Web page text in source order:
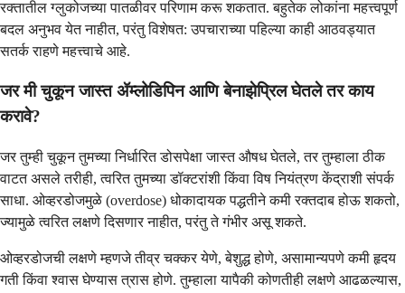
रक्तातील ग्लुकोजच्या पातळीवर परिणाम करू शकतात. बहुतेक लोकांना महत्त्वपूर्ण
बदल अनुभव येत नाहीत, परंतु विशेषत: उपचाराच्या पहिल्या काही आठवड्यात
सतर्क राहणे महत्त्वाचे आहे.
जर मी चुकून जास्त ॲम्लोडिपिन आणि बेनाझेप्रिल घेतले तर काय
करावे?
जर तुम्ही चुकून तुमच्या निर्धारित डोसपेक्षा जास्त औषध घेतले, तर तुम्हाला ठीक
वाटत असले तरीही, त्वरित तुमच्या डॉक्टरांशी किंवा विष नियंत्रण केंद्राशी संपर्क
साधा. ओव्हरडोजमुळे (overdose) धोकादायक पद्धतीने कमी रक्तदाब होऊ शकतो,
ज्यामुळे त्वरित लक्षणे दिसणार नाहीत, परंतु ते गंभीर असू शकते.
ओव्हरडोजची लक्षणे म्हणजे तीव्र चक्कर येणे, बेशुद्ध होणे, असामान्यपणे कमी हृदय
गती किंवा श्वास घेण्यास त्रास होणे. तुम्हाला यापैकी कोणतीही लक्षणे आढळल्यास,